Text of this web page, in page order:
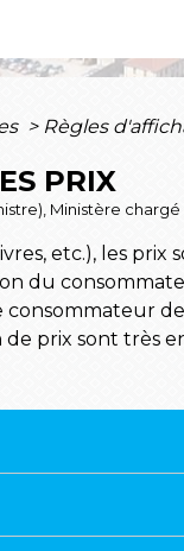
> Règles
PRIX
Ministère
etc.), les prix
du
prix sont très